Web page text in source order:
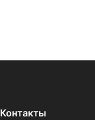
Контакты